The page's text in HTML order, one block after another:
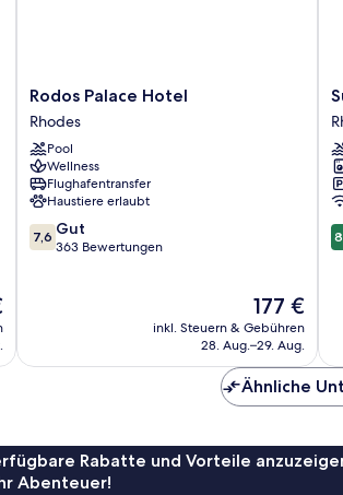
Rodos
Palace
Hotel
Rhodes
Rodos Palace Hotel
Rhodes
Pool
Wellness
Flughafentransfer
Haustiere erlaubt
7.6
von
7,6 Gut
363 Bewertungen
Der
Preis
beträgt
177 €
inkl. Steuern & Gebühren
28. Aug.–29. Aug.
Ähnliche
Rabatte und Vorteile
Abenteuer!